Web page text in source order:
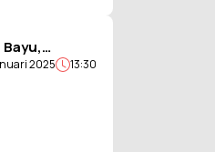
Bayu,
Berjargon
2025 13:30